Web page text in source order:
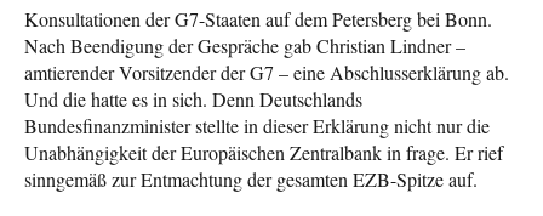
Konsultationen der G7-Staaten auf dem Petersberg bei Bonn.
Nach Beendigung der Gespräche gab Christian Lindner –
amtierender Vorsitzender der G7 – eine Abschlusserklärung ab.
Und die hatte es in sich. Denn Deutschlands
Bundesfinanzminister stellte in dieser Erklärung nicht nur die
Unabhängigkeit der Europäischen Zentralbank in frage. Er rief
sinngemäß zur Entmachtung der gesamten EZB-Spitze auf.